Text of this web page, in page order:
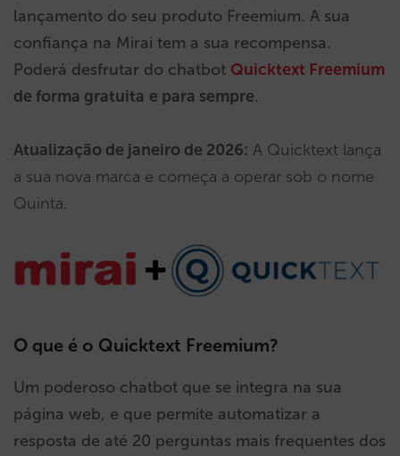
lançamento do seu produto Freemium. A sua
confiança na Mirai tem a sua recompensa.
Poderá desfrutar do chatbot Quicktext Freemium
de forma gratuita e para sempre.
Atualização de janeiro de 2026: A Quicktext lança
a sua nova marca e começa a operar sob o nome
Quinta.
O que é o Quicktext Freemium?
Um poderoso chatbot que se integra na sua
página web, e que permite automatizar a
resposta de até 20 perguntas mais frequentes dos